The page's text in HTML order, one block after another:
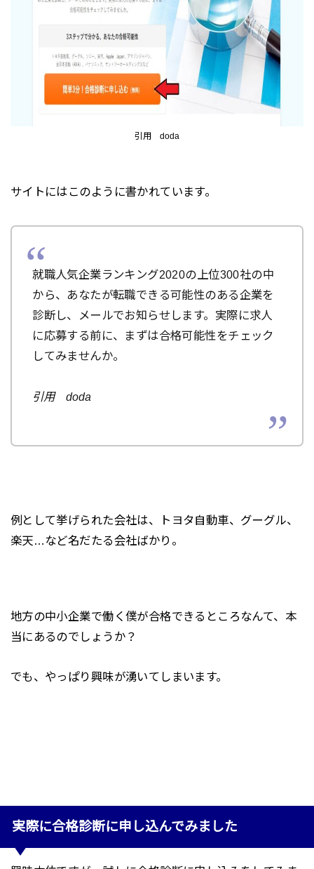
引用 doda
サイトにはこのように書かれています。
就職人気企業ランキング2020の上位300社の中
から、あなたが転職できる可能性のある企業を
診断し、メールでお知らせします。実際に求人
に応募する前に、まずは合格可能性をチェック
してみませんか。
引用 doda
例として挙げられた会社は、トヨタ自動車、グーグル、
楽天…など名だたる会社ばかり。
地方の中小企業で働く僕が合格できるところなんて、本
当にあるのでしょうか？
でも、やっぱり興味が湧いてしまいます。
実際に合格診断に申し込んでみました